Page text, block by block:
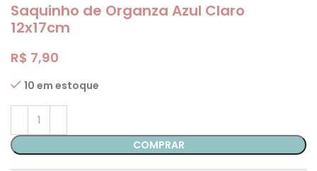
Saquinho de Organza Azul Claro
12x17cm
R$ 7,90
10 em estoque
COMPRAR